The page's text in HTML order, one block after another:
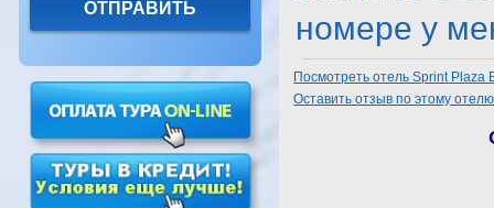
номере у
Посмотреть отель Sprint Plaza
Оставить отзыв по этому отелю